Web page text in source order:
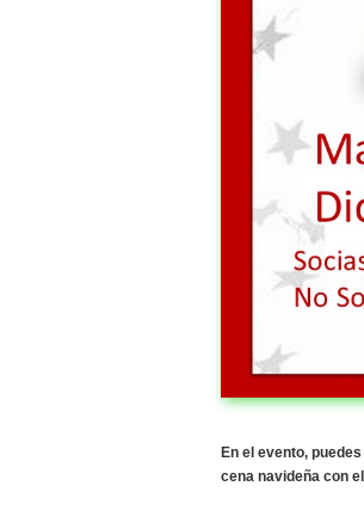
En el evento,
cena navideña con